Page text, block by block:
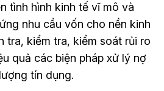
tình hình kinh tế vĩ mô và
nhu cầu vốn cho nền kinh
tra, kiểm tra, kiểm soát rủi ro
quả các biện pháp xử lý nợ
tín dụng.